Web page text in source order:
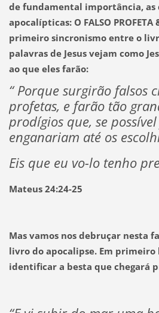
de fundamental importância, as
apocalípticas: O FALSO PROFETA
primeiro sincronismo entre o
palavras de Jesus vejam como
ao que eles farão:
“ Porque surgirão falsos
profetas, e farão tão
prodígios que, se
enganariam até os
Eis que eu vo-lo tenho
Mateus 24:24-25
Mas vamos nos debruçar nesta
livro do apocalipse. Em primeiro
identificar a besta que chegará